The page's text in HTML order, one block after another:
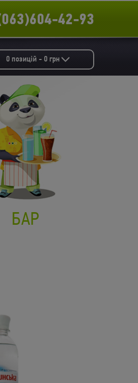
42-93
0 позицій - 0 грн
БАР